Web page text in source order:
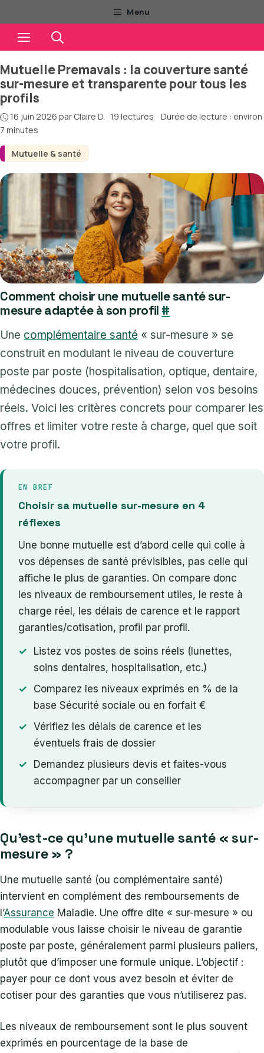
au
contenu
Menu
Menu
Mutuelle & santé
Mutuelle Premavals : la couverture santé
sur-mesure et transparente pour tous les
profils
16 juin 2026 par Claire D. · 19 lectures · Durée de lecture : environ
7 minutes
Comment choisir une mutuelle santé sur-
mesure adaptée à son profil #
Une complémentaire santé « sur-mesure » se
construit en modulant le niveau de couverture
poste par poste (hospitalisation, optique, dentaire,
médecines douces, prévention) selon vos besoins
réels. Voici les critères concrets pour comparer les
offres et limiter votre reste à charge, quel que soit
votre profil.
EN BREF
Choisir sa mutuelle sur-mesure en 4
réflexes
Une bonne mutuelle est d’abord celle qui colle à
vos dépenses de santé prévisibles, pas celle qui
affiche le plus de garanties. On compare donc
les niveaux de remboursement utiles, le reste à
charge réel, les délais de carence et le rapport
garanties/cotisation, profil par profil.
Listez vos postes de soins réels (lunettes,
soins dentaires, hospitalisation, etc.)
Comparez les niveaux exprimés en % de la
base Sécurité sociale ou en forfait €
Vérifiez les délais de carence et les
éventuels frais de dossier
Demandez plusieurs devis et faites-vous
accompagner par un conseiller
Qu’est-ce qu’une mutuelle santé « sur-
mesure » ?
Une mutuelle santé (ou complémentaire santé)
intervient en complément des remboursements de
l’Assurance Maladie. Une offre dite « sur-mesure » ou
modulable vous laisse choisir le niveau de garantie
poste par poste, généralement parmi plusieurs paliers,
plutôt que d’imposer une formule unique. L’objectif :
payer pour ce dont vous avez besoin et éviter de
cotiser pour des garanties que vous n’utiliserez pas.
Les niveaux de remboursement sont le plus souvent
exprimés en pourcentage de la base de